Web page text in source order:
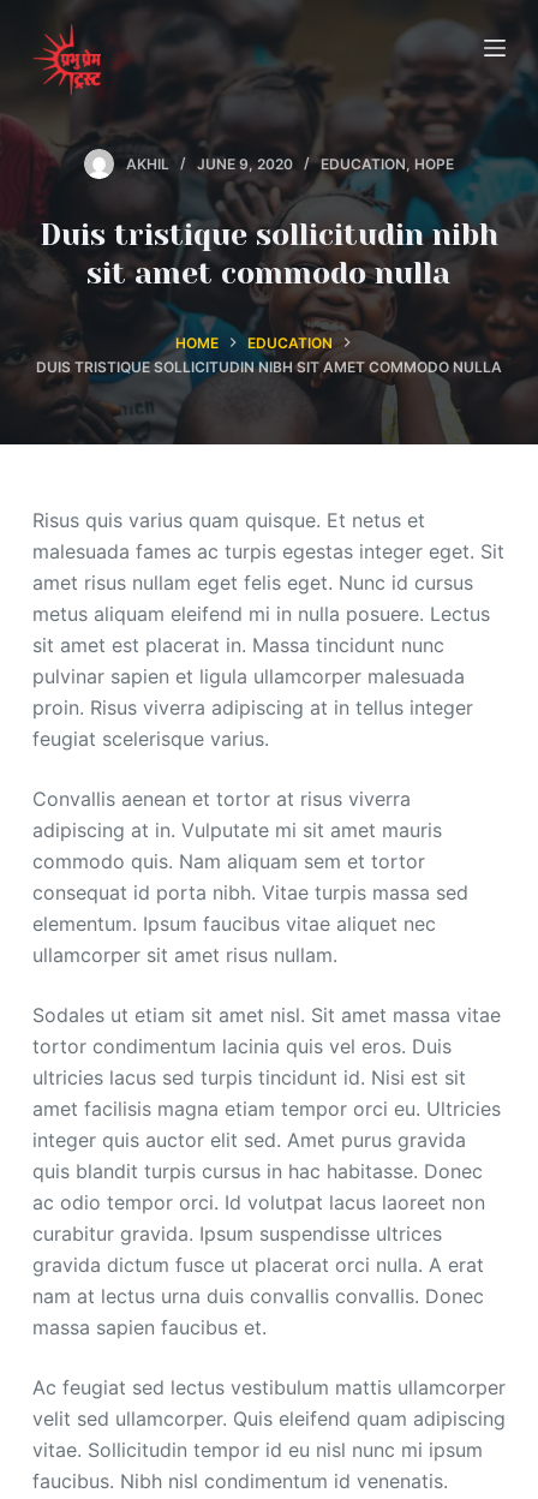
k
o
AKHIL JUNE 9, 2020 EDUCATION, HOPE
Duis tristique sollicitudin nibh
sit amet commodo nulla
HOME
EDUCATION
DUIS TRISTIQUE SOLLICITUDIN NIBH SIT AMET COMMODO NULLA
Risus quis varius quam quisque. Et netus et
malesuada fames ac turpis egestas integer eget. Sit
amet risus nullam eget felis eget. Nunc id cursus
metus aliquam eleifend mi in nulla posuere. Lectus
sit amet est placerat in. Massa tincidunt nunc
pulvinar sapien et ligula ullamcorper malesuada
proin. Risus viverra adipiscing at in tellus integer
feugiat scelerisque varius.
Convallis aenean et tortor at risus viverra
adipiscing at in. Vulputate mi sit amet mauris
commodo quis. Nam aliquam sem et tortor
consequat id porta nibh. Vitae turpis massa sed
elementum. Ipsum faucibus vitae aliquet nec
ullamcorper sit amet risus nullam.
Sodales ut etiam sit amet nisl. Sit amet massa vitae
tortor condimentum lacinia quis vel eros. Duis
ultricies lacus sed turpis tincidunt id. Nisi est sit
amet facilisis magna etiam tempor orci eu. Ultricies
integer quis auctor elit sed. Amet purus gravida
quis blandit turpis cursus in hac habitasse. Donec
ac odio tempor orci. Id volutpat lacus laoreet non
curabitur gravida. Ipsum suspendisse ultrices
gravida dictum fusce ut placerat orci nulla. A erat
nam at lectus urna duis convallis convallis. Donec
massa sapien faucibus et.
Ac feugiat sed lectus vestibulum mattis ullamcorper
velit sed ullamcorper. Quis eleifend quam adipiscing
vitae. Sollicitudin tempor id eu nisl nunc mi ipsum
faucibus. Nibh nisl condimentum id venenatis.